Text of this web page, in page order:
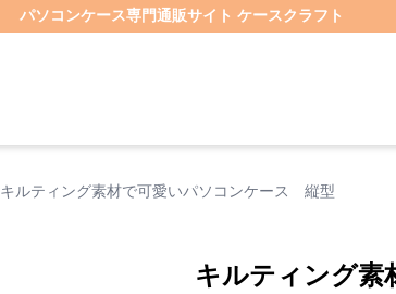
パソコンケース専門通販サイト ケースクラフト
キルティング素材で可愛いパソコンケース 縦型
キルティング素